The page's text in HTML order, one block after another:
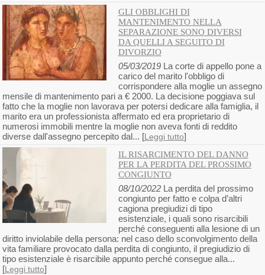
GLI OBBLIGHI DI
MANTENIMENTO NELLA
SEPARAZIONE SONO DIVERSI
DA QUELLI A SEGUITO DI
DIVORZIO
05/03/2019La corte di appello pone a
carico del marito l'obbligo di
corrispondere alla moglie un assegno
mensile di mantenimento pari a € 2000. La decisione poggiava sul
fatto che la moglie non lavorava per potersi dedicare alla famiglia, il
marito era un professionista affermato ed era proprietario di
numerosi immobili mentre la moglie non aveva fonti di reddito
diverse dall'assegno percepito dal... [Leggi tutto]
IL RISARCIMENTO DEL DANNO
PER LA PERDITA DEL PROSSIMO
CONGIUNTO
08/10/2022La perdita del prossimo
congiunto per fatto e colpa d’altri
cagiona pregiudizi di tipo
esistenziale, i quali sono risarcibili
perché conseguenti alla lesione di un
diritto inviolabile della persona: nel caso dello sconvolgimento della
vita familiare provocato dalla perdita di congiunto, il pregiudizio di
tipo esistenziale è risarcibile appunto perché consegue alla...
[Leggi tutto]